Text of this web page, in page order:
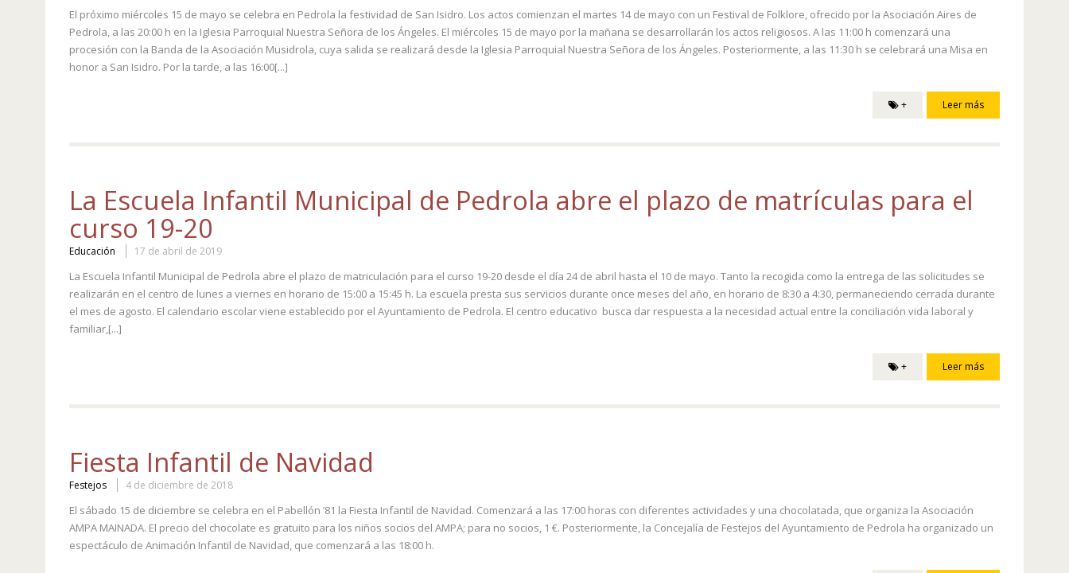
El próximo miércoles 15 de mayo se celebra en Pedrola la festividad de San Isidro. Los actos comienzan el martes 14 de mayo con un Festival de Folklore, ofrecido por la Asociación Aires de
Pedrola, a las 20:00 h en la Iglesia Parroquial Nuestra Señora de los Ángeles. El miércoles 15 de mayo por la mañana se desarrollarán los actos religiosos. A las 11:00 h comenzará una
procesión con la Banda de la Asociación Musidrola, cuya salida se realizará desde la Iglesia Parroquial Nuestra Señora de los Ángeles. Posteriormente, a las 11:30 h se celebrará una Misa en
honor a San Isidro. Por la tarde, a las 16:00[...]
Leer más
+
La Escuela Infantil Municipal de Pedrola abre el plazo de matrículas para el
curso 19-20
Educación 17 de abril de 2019
La Escuela Infantil Municipal de Pedrola abre el plazo de matriculación para el curso 19-20 desde el día 24 de abril hasta el 10 de mayo. Tanto la recogida como la entrega de las solicitudes se
realizarán en el centro de lunes a viernes en horario de 15:00 a 15:45 h. La escuela presta sus servicios durante once meses del año, en horario de 8:30 a 4:30, permaneciendo cerrada durante
el mes de agosto. El calendario escolar viene establecido por el Ayuntamiento de Pedrola. El centro educativo busca dar respuesta a la necesidad actual entre la conciliación vida laboral y
familiar,[...]
Leer más
+
Fiesta Infantil de Navidad
Festejos 4 de diciembre de 2018
El sábado 15 de diciembre se celebra en el Pabellón ’81 la Fiesta Infantil de Navidad. Comenzará a las 17:00 horas con diferentes actividades y una chocolatada, que organiza la Asociación
AMPA MAINADA. El precio del chocolate es gratuito para los niños socios del AMPA; para no socios, 1 €. Posteriormente, la Concejalía de Festejos del Ayuntamiento de Pedrola ha organizado un
espectáculo de Animación Infantil de Navidad, que comenzará a las 18:00 h.